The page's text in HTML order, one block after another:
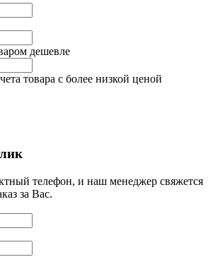
дешевле
товара с более низкой ценой
телефон, и наш менеджер свяжется
за Вас.